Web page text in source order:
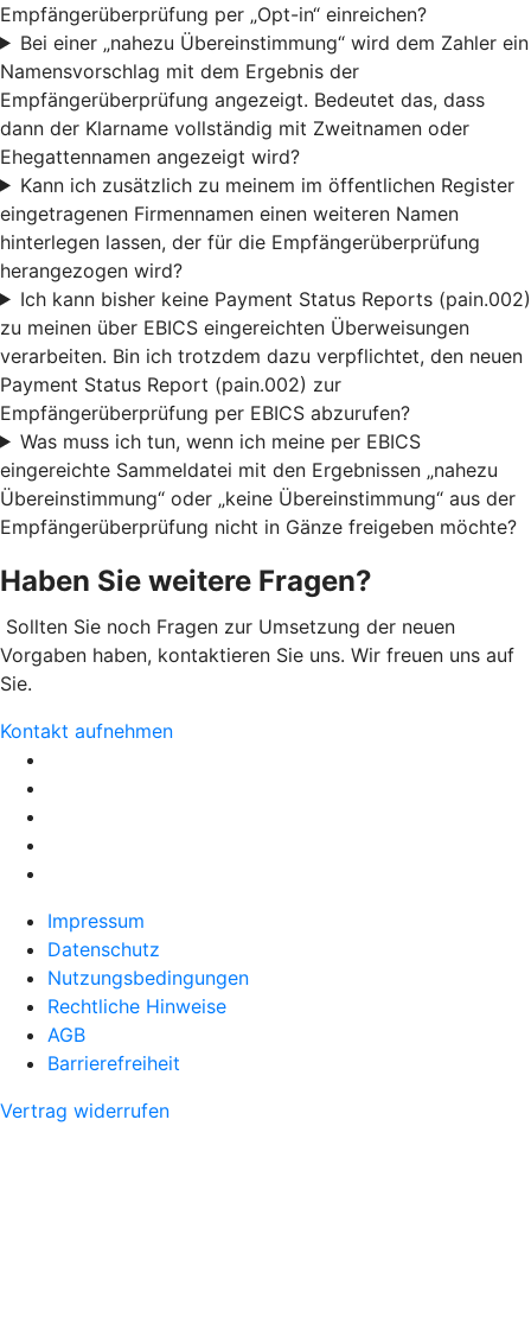
Empfängerüberprüfung per „Opt-in“ einreichen?
Bei einer „nahezu Übereinstimmung“ wird dem Zahler ein
Namensvorschlag mit dem Ergebnis der
Empfängerüberprüfung angezeigt. Bedeutet das, dass
dann der Klarname vollständig mit Zweitnamen oder
Ehegattennamen angezeigt wird?
Kann ich zusätzlich zu meinem im öffentlichen Register
eingetragenen Firmennamen einen weiteren Namen
hinterlegen lassen, der für die Empfängerüberprüfung
herangezogen wird?
Ich kann bisher keine Payment Status Reports (pain.002)
zu meinen über EBICS eingereichten Überweisungen
verarbeiten. Bin ich trotzdem dazu verpflichtet, den neuen
Payment Status Report (pain.002) zur
Empfängerüberprüfung per EBICS abzurufen?
Was muss ich tun, wenn ich meine per EBICS
eingereichte Sammeldatei mit den Ergebnissen „nahezu
Übereinstimmung“ oder „keine Übereinstimmung“ aus der
Empfängerüberprüfung nicht in Gänze freigeben möchte?
Haben Sie weitere Fragen?
Sollten Sie noch Fragen zur Umsetzung der neuen
Vorgaben haben, kontaktieren Sie uns. Wir freuen uns auf
Sie.
Kontakt aufnehmen
Impressum
Datenschutz
Nutzungsbedingungen
Rechtliche Hinweise
AGB
Barrierefreiheit
Vertrag widerrufen